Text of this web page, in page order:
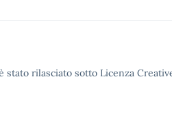
rilasciato sotto Licenza